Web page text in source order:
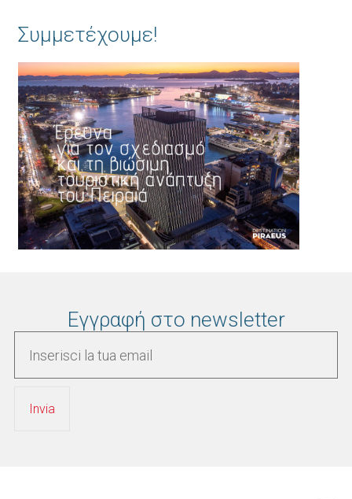
Συμμετέχουμε!
Εγγραφή στο newsletter